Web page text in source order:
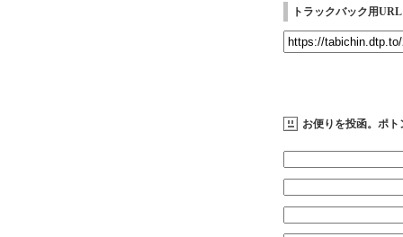
トラックバック用URL
お便りを投函。ポト